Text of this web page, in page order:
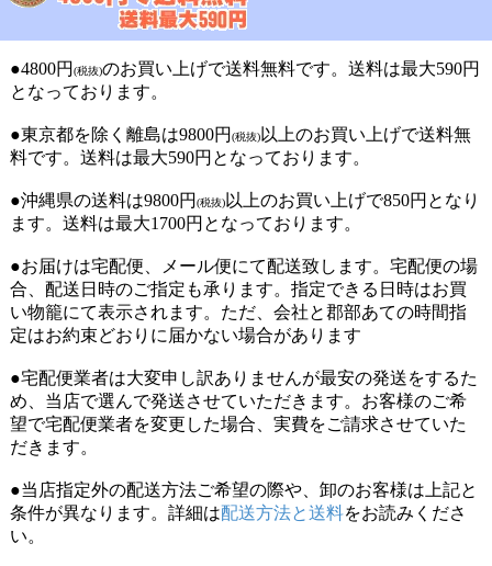
●4800円 (税抜)のお買い上げで送料無料です。送料は最大590円
となっております。
●東京都を除く離島は9800円 (税抜)以上のお買い上げで送料無
料です。送料は最大590円となっております。
●沖縄県の送料は9800円 (税抜)以上のお買い上げで850円となり
ます。送料は最大1700円となっております。
●お届けは宅配便、メール便にて配送致します。宅配便の場
合、配送日時のご指定も承ります。指定できる日時はお買
い物籠にて表示されます。ただ、会社と郡部あての時間指
定はお約束どおりに届かない場合があります
●宅配便業者は大変申し訳ありませんが最安の発送をするた
め、当店で選んで発送させていただきます。お客様のご希
望で宅配便業者を変更した場合、実費をご請求させていた
だきます。
●当店指定外の配送方法ご希望の際や、卸のお客様は上記と
条件が異なります。詳細は配送方法と送料をお読みくださ
い。